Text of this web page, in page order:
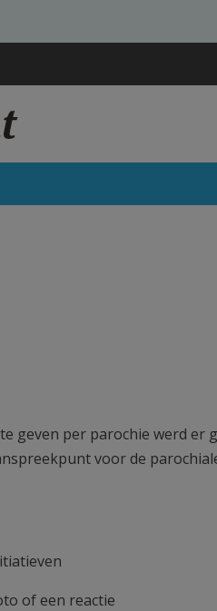
geven per parochie werd er
voor de
of een reactie